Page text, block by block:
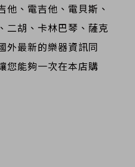
他、電吉他、電貝斯、
二胡、卡林巴琴、薩克
外最新的樂器資訊同
您能夠一次在本店購